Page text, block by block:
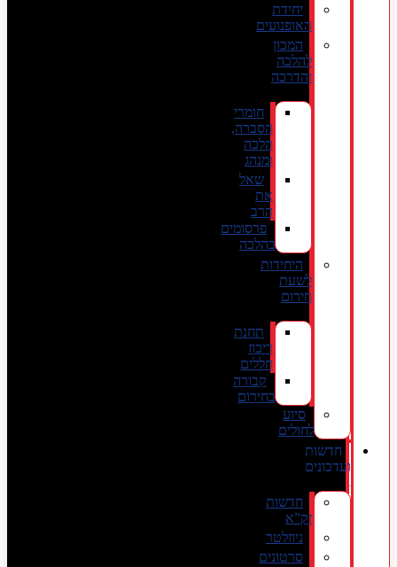
יחידת
האופנועים
המכון
להלכה
והדרכה
חומרי
הסברה,
הלכה
ומנהג
שאל
את
הרב
פרסומים
בהלכה
היחידות
לשעת
חירום
תחנת
ריכוז
חללים
קבורה
בחירום
סיוע
לחולים
חדשות
ועדכונים
חדשות
זק”א
ניוזלטר
סרטונים